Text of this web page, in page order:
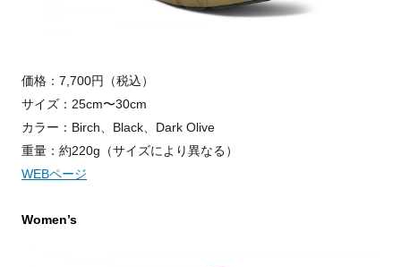
価格：7,700円（税込）
サイズ：25cm〜30cm
カラー：Birch、Black、Dark Olive
重量：約220g（サイズにより異なる）
WEBページ
Women’s